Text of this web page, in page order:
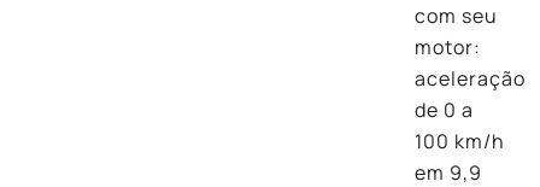
com seu
motor:
aceleração
de 0 a
100 km/h
em 9,9